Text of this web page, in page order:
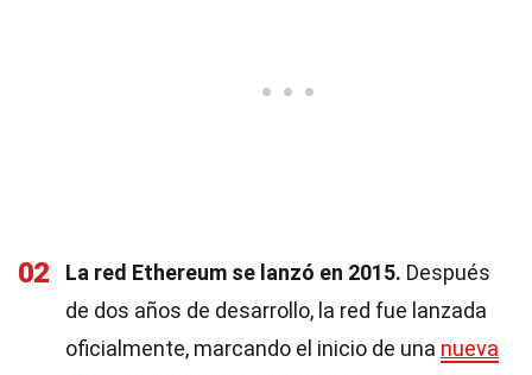
02 La red Ethereum se lanzó en 2015. Después
de dos años de desarrollo, la red fue lanzada
oficialmente, marcando el inicio de una nueva